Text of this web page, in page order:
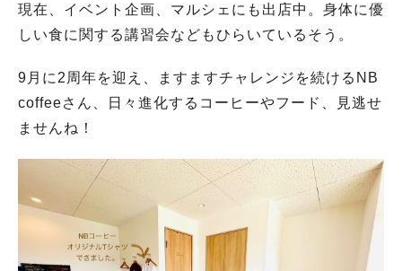
現在、イベント企画、マルシェにも出店中。身体に優
しい食に関する講習会などもひらいているそう。
9月に2周年を迎え、ますますチャレンジを続けるNB
coffeeさん、日々進化するコーヒーやフード、見逃せ
ませんね！